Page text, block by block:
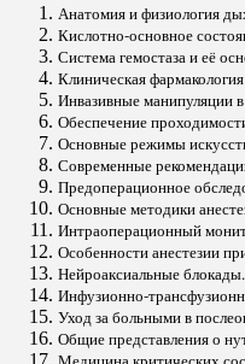
Анатомия и физиология
Кислотно-основное
Система гемостаза и её
Клиническая
Инвазивные манипуляции в
Обеспечение
Основные режимы
Современные
Предоперационное
Основные методики
Интраоперационный
Особенности анестезии
Нейроаксиальные блокады.
Инфузионно-
Уход за больными в
Общие представления о